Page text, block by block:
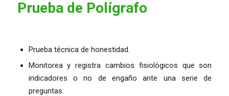
Prueba de Polígrafo
Prueba técnica de honestidad.
Monitorea y registra cambios fisiológicos que son
indicadores o no de engaño ante una serie de
preguntas.